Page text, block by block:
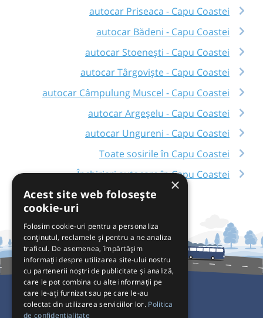
autocar Priseaca - Capu Coastei
autocar Bădeni - Capu Coastei
autocar Stoenești - Capu Coastei
autocar Târgoviște - Capu Coastei
autocar Câmpulung Muscel - Capu Coastei
autocar Argeșelu - Capu Coastei
autocar Ungureni - Capu Coastei
Toate sosirile în Capu Coastei
Închirieri autocare în Capu Coastei
Pentru Călători
×
Acest site web folosește
cookie-uri
Folosim cookie-uri pentru a personaliza
conținutul, reclamele și pentru a ne analiza
traficul. De asemenea, împărtășim
informații despre utilizarea site-ului nostru
cu partenerii noștri de publicitate și analiză,
care le pot combina cu alte informații pe
care le-ați furnizat sau pe care le-au
colectat din utilizarea serviciilor lor. Politica
de confidențialitate